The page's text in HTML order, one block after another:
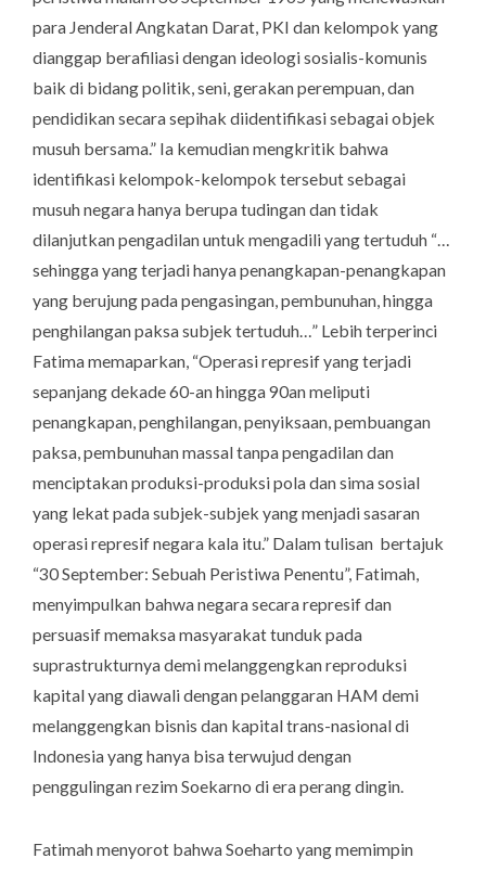
para Jenderal Angkatan Darat, PKI dan kelompok yang
dianggap berafiliasi dengan ideologi sosialis-komunis
baik di bidang politik, seni, gerakan perempuan, dan
pendidikan secara sepihak diidentifikasi sebagai objek
musuh bersama.” Ia kemudian mengkritik bahwa
identifikasi kelompok-kelompok tersebut sebagai
musuh negara hanya berupa tudingan dan tidak
dilanjutkan pengadilan untuk mengadili yang tertuduh “…
sehingga yang terjadi hanya penangkapan-penangkapan
yang berujung pada pengasingan, pembunuhan, hingga
penghilangan paksa subjek tertuduh…” Lebih terperinci
Fatima memaparkan, “Operasi represif yang terjadi
sepanjang dekade 60-an hingga 90an meliputi
penangkapan, penghilangan, penyiksaan, pembuangan
paksa, pembunuhan massal tanpa pengadilan dan
menciptakan produksi-produksi pola dan sima sosial
yang lekat pada subjek-subjek yang menjadi sasaran
operasi represif negara kala itu.” Dalam tulisan bertajuk
“30 September: Sebuah Peristiwa Penentu”, Fatimah,
menyimpulkan bahwa negara secara represif dan
persuasif memaksa masyarakat tunduk pada
suprastrukturnya demi melanggengkan reproduksi
kapital yang diawali dengan pelanggaran HAM demi
melanggengkan bisnis dan kapital trans-nasional di
Indonesia yang hanya bisa terwujud dengan
penggulingan rezim Soekarno di era perang dingin.
Fatimah menyorot bahwa Soeharto yang memimpin